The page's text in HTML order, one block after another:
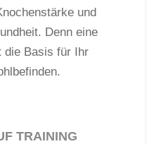
und
Denn eine
die Basis für Ihr
TRAINING